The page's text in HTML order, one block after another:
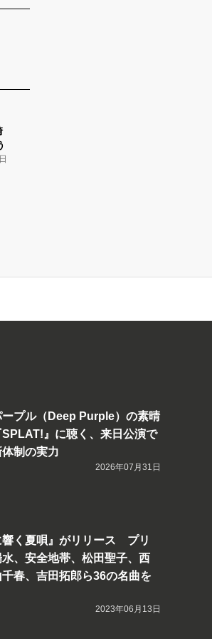
ープル（Deep Purple）の素晴
SPLAT!』に聴く、来日公演で
制の実力
2026年07月31日
響く夏唄』がリリース プリ
、安全地帯、松田聖子、西
春、吉田拓郎ら36の名曲を
2023年06月13日